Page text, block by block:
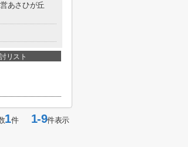
あさひが丘
リスト
1件1-9件表示